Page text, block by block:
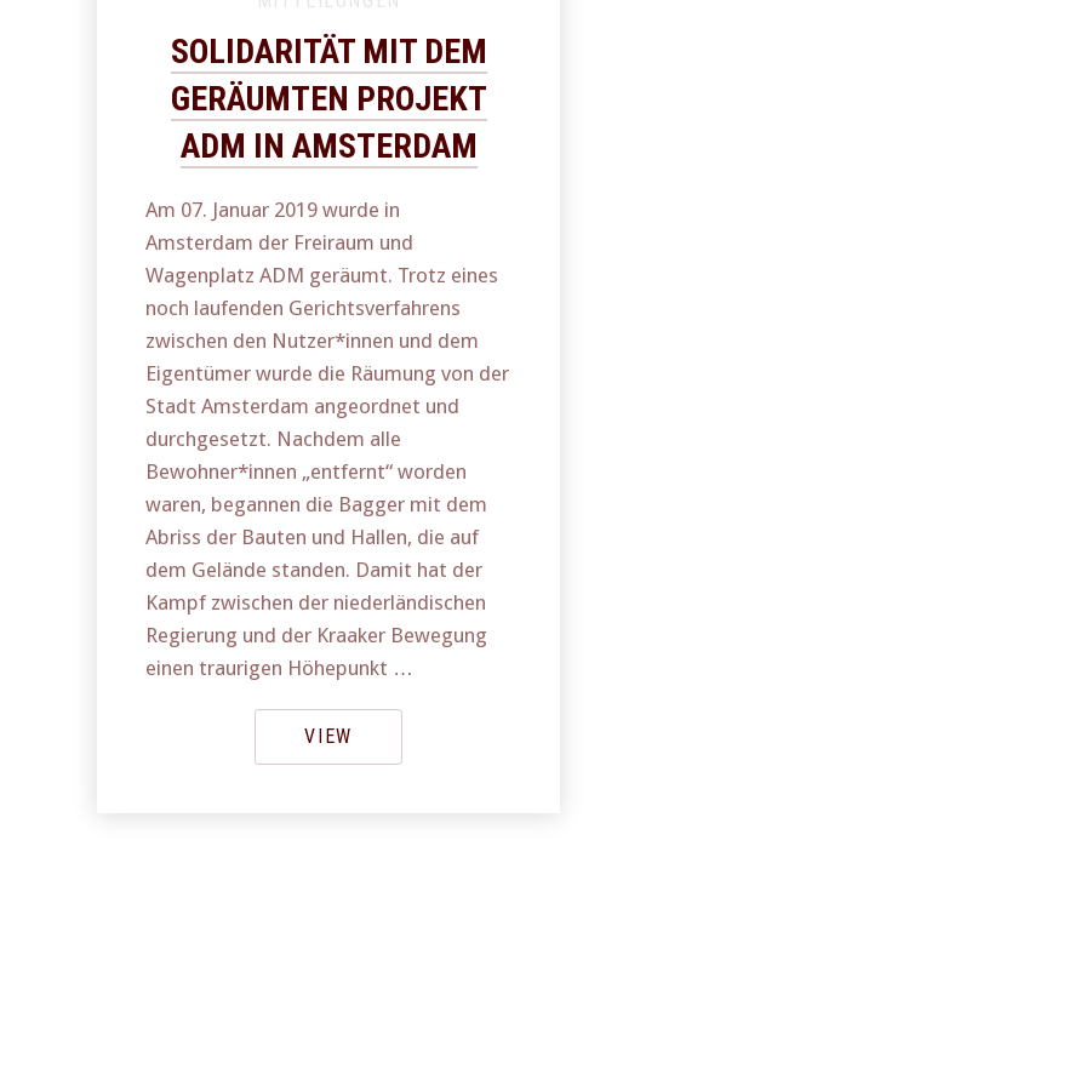
SOLIDARITÄT MIT DEM
GERÄUMTEN PROJEKT
ADM IN AMSTERDAM
Am 07. Januar 2019 wurde in
Amsterdam der Freiraum und
Wagenplatz ADM geräumt. Trotz eines
noch laufenden Gerichtsverfahrens
zwischen den Nutzer*innen und dem
Eigentümer wurde die Räumung von der
Stadt Amsterdam angeordnet und
durchgesetzt. Nachdem alle
Bewohner*innen „entfernt“ worden
waren, begannen die Bagger mit dem
Abriss der Bauten und Hallen, die auf
dem Gelände standen. Damit hat der
Kampf zwischen der niederländischen
Regierung und der Kraaker Bewegung
einen traurigen Höhepunkt …
VIEW